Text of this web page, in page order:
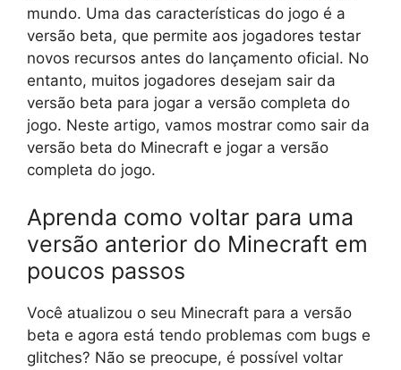
mundo. Uma das características do jogo é a
versão beta, que permite aos jogadores testar
novos recursos antes do lançamento oficial. No
entanto, muitos jogadores desejam sair da
versão beta para jogar a versão completa do
jogo. Neste artigo, vamos mostrar como sair da
versão beta do Minecraft e jogar a versão
completa do jogo.
Aprenda como voltar para uma
versão anterior do Minecraft em
poucos passos
Você atualizou o seu Minecraft para a versão
beta e agora está tendo problemas com bugs e
glitches? Não se preocupe, é possível voltar